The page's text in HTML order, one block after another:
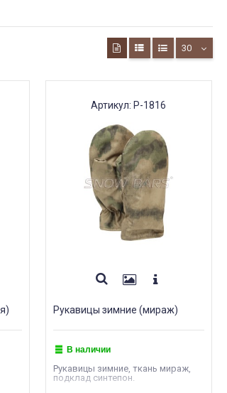
30
Артикул: Р-1816
Рукавицы зимние (мираж)
В наличии
Рукавицы зимние, ткань мираж,
подклад синтепон.